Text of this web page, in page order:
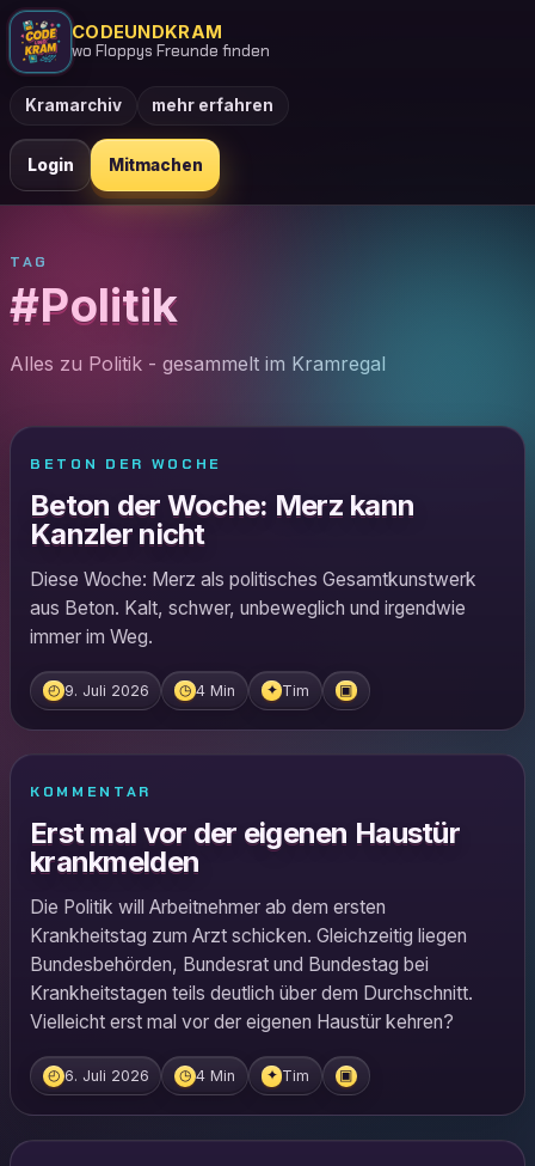
CODEUNDKRAM
wo Floppys Freunde finden
Kramarchiv mehr erfahren
Login Mitmachen
TAG
#Politik
Alles zu Politik - gesammelt im Kramregal
BETON DER WOCHE
Beton der Woche: Merz kann
Kanzler nicht
Diese Woche: Merz als politisches Gesamtkunstwerk
aus Beton. Kalt, schwer, unbeweglich und irgendwie
immer im Weg.
◴ 9. Juli 2026 ◷ 4 Min ✦ Tim ▣
KOMMENTAR
Erst mal vor der eigenen Haustür
krankmelden
Die Politik will Arbeitnehmer ab dem ersten
Krankheitstag zum Arzt schicken. Gleichzeitig liegen
Bundesbehörden, Bundesrat und Bundestag bei
Krankheitstagen teils deutlich über dem Durchschnitt.
Vielleicht erst mal vor der eigenen Haustür kehren?
◴ 6. Juli 2026 ◷ 4 Min ✦ Tim ▣